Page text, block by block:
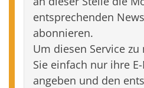
entsprechenden
abonnieren.
Um diesen Service
Sie einfach nur ihre
angeben und den